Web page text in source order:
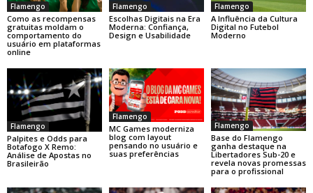
Flamengo
Como as recompensas
gratuitas moldam o
comportamento do
usuário em plataformas
online
Flamengo
Escolhas Digitais na Era
Moderna: Confiança,
Design e Usabilidade
Flamengo
A Influência da Cultura
Digital no Futebol
Moderno
Flamengo
Palpites e Odds para
Botafogo X Remo:
Análise de Apostas no
Brasileirão
Flamengo
MC Games moderniza
blog com layout
pensando no usuário e
suas preferências
Flamengo
Base do Flamengo
ganha destaque na
Libertadores Sub-20 e
revela novas promessas
para o profissional